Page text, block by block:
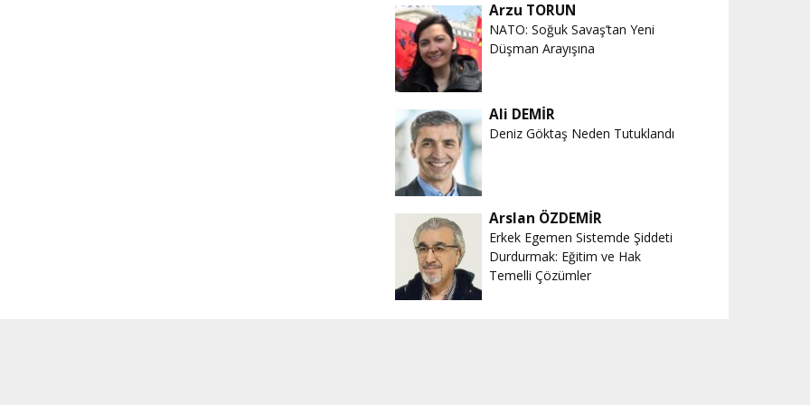
Arzu TORUN
NATO: Soğuk Savaş’tan Yeni
Düşman Arayışına
Ali DEMİR
Deniz Göktaş Neden Tutuklandı
Arslan ÖZDEMİR
Erkek Egemen Sistemde Şiddeti
Durdurmak: Eğitim ve Hak
Temelli Çözümler